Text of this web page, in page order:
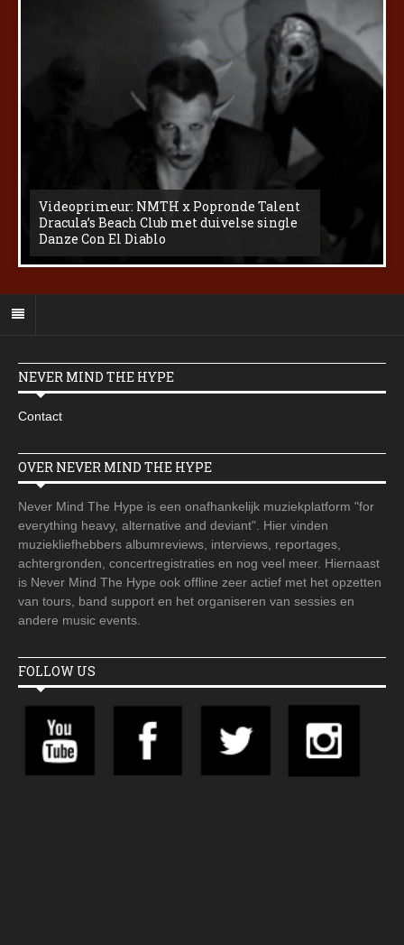
Videoprimeur: NMTH x Popronde Talent
Dracula’s Beach Club met duivelse single
Danze Con El Diablo
NEVER MIND THE HYPE
Contact
OVER NEVER MIND THE HYPE
Never Mind The Hype is een onafhankelijk muziekplatform "for
everything heavy, alternative and deviant". Hier vinden
muziekliefhebbers albumreviews, interviews, reportages,
achtergronden, concertregistraties en nog veel meer. Hiernaast
is Never Mind The Hype ook offline zeer actief met het opzetten
van tours, band support en het organiseren van sessies en
andere music events.
FOLLOW US